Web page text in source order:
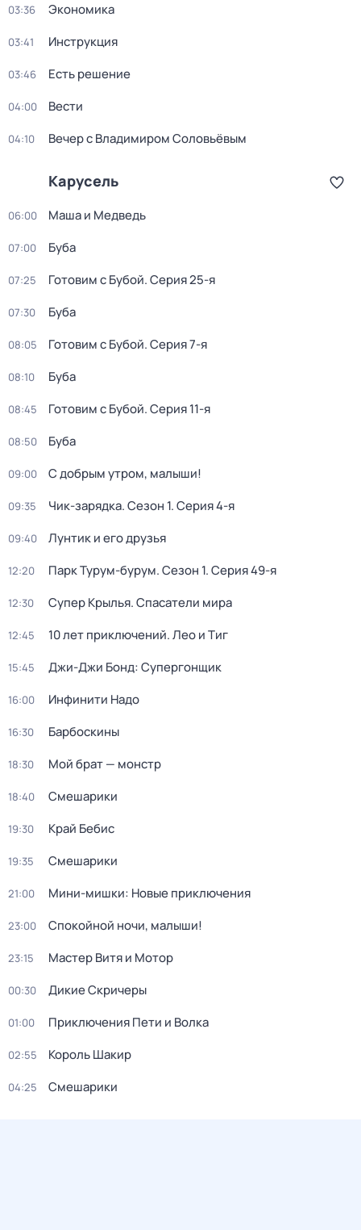
03:36 Экономика
03:41 Инструкция
03:46 Есть решение
04:00 Вести
04:10 Вечер с Владимиром Соловьёвым
Карусель
06:00 Маша и Медведь
07:00 Буба
07:25 Готовим с Бубой. Серия 25-я
07:30 Буба
08:05 Готовим с Бубой. Серия 7-я
08:10 Буба
08:45 Готовим с Бубой. Серия 11-я
08:50 Буба
09:00 С добрым утром, малыши!
09:35 Чик-зарядка. Сезон 1. Серия 4-я
09:40 Лунтик и его друзья
12:20 Парк Турум-бурум. Сезон 1. Серия 49-я
12:30 Супер Крылья. Спасатели мира
12:45 10 лет приключений. Лео и Тиг
15:45 Джи-Джи Бонд: Супергонщик
16:00 Инфинити Надо
16:30 Барбоскины
18:30 Мой брат — монстр
18:40 Смешарики
19:30 Край Бебис
19:35 Смешарики
21:00 Мини-мишки: Новые приключения
23:00 Спокойной ночи, малыши!
23:15 Мастер Витя и Мотор
00:30 Дикие Скричеры
01:00 Приключения Пети и Волка
02:55 Король Шакир
04:25 Смешарики